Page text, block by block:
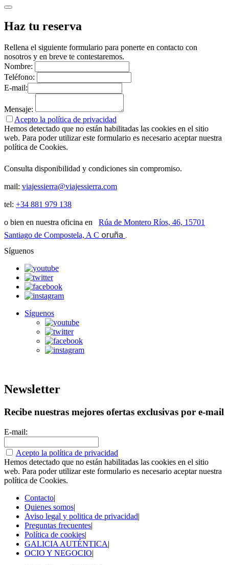
Haz tu reserva
Rellena el siguiente formulario para ponerte en contacto con
nosotros y en breve te contestaremos.
Nombre:
Teléfono:
E-mail:
Mensaje:
Acepto la política de privacidad
Hemos detectado que no están habilitadas las cookies en el sitio
web. Para poder utilizar este formulario es necesario aceptar nuestra
política de Cookies.
Consulta disponibilidad y condiciones sin compromiso.
mail: viajessierra@viajessierra.com
tel: +34 881 979 138
o bien en nuestra oficina en
Rúa de Montero Ríos, 46, 15701
Santiago de Compostela, A C oruña .
Síguenos
Síguenos
Newsletter
Recibe nuestras mejores ofertas exclusivas por e-mail
E-mail:
Acepto la política de privacidad
Hemos detectado que no están habilitadas las cookies en el sitio
web. Para poder utilizar este formulario es necesario aceptar nuestra
política de Cookies.
Contacto|
Quienes somos|
Aviso legal y politica de privacidad|
Preguntas frecuentes|
Política de cookies|
GALICIA AUTÉNTICA|
OCIO Y NEGOCIO|